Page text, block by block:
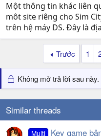
Một thông tin khác liên
môt site riêng cho Sim
trên hệ máy DS. Đây là
Trước 1
Không mở trả lời sau này.
Similar threads
Multi
Key game